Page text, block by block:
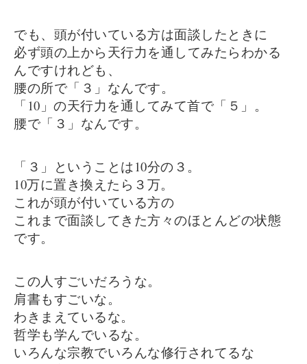
でも、頭が付いている方は面談したときに
必ず頭の上から天行力を通してみたらわかる
んですけれども、
腰の所で「３」なんです。
「10」の天行力を通してみて首で「５」。
腰で「３」なんです。
「３」ということは10分の３。
10万に置き換えたら３万。
これが頭が付いている方の
これまで面談してきた方々のほとんどの状態
です。
この人すごいだろうな。
肩書もすごいな。
わきまえているな。
哲学も学んでいるな。
いろんな宗教でいろんな修行されてるな